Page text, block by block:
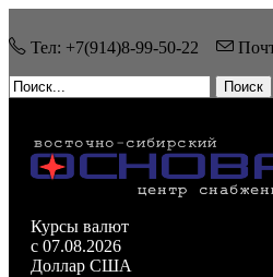
Тел: +7(914)8-99-50-22
Поиск
Курсы валют
c 07.08.2026
Доллар США